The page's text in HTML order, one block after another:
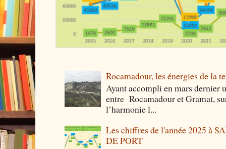
Rocamadour, les énergies de la
Ayant accompli en mars dernier
entre Rocamadour et Gramat,
l’harmonie l...
Les chiffres de l'année 2025 à
DE PORT